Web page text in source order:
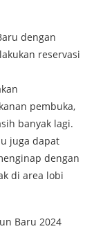
dengan
reservasi
pembuka,
banyak lagi.
juga dapat
dengan
di area lobi
Baru 2024